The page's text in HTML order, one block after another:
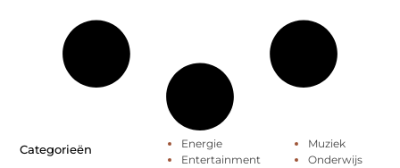
Categorieën
Energie
Entertainment
Muziek
Onderwijs